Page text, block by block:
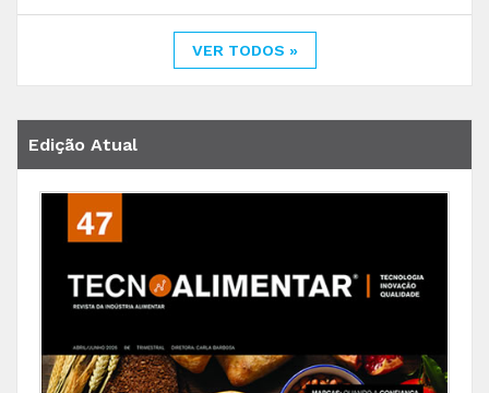
VER TODOS »
Edição Atual